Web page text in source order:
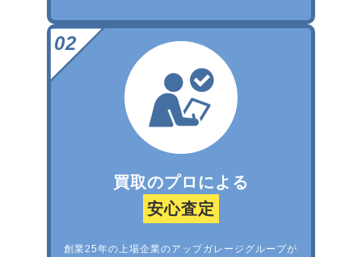
買取のプロによる
安心査定
創業25年の上場企業のアップガレージグループが